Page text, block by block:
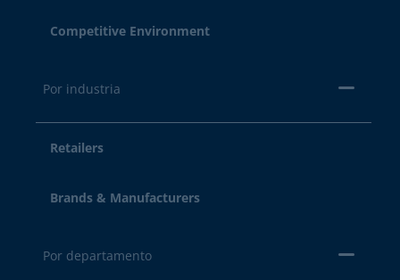
Competitive Environment
Por industria
Retailers
Brands & Manufacturers
Por departamento